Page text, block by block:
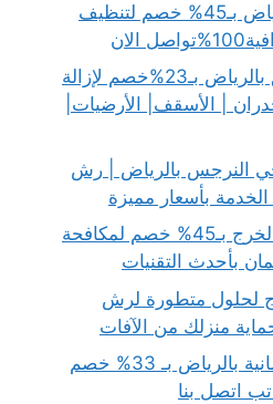
افضل شركة تنظيف بالرياض بـ45% خصم لتنظيف
شركة تنظيف بعد الحريق بالرياض بـ23%خصم لإزالة
الجدران | الأسقف| الأرضيات|
النرجس بالرياض | رش
بأسعار مميزة
شركة مكافحة حشرات بالخرج بـ45% خصم لمكافحة
بأحدث التقنيات
لحلول متطورة لرش
شركة تنظيف حي السليمانية بالرياض بـ 33% خصم
اتصل بنا